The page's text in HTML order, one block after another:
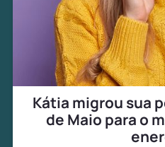
Kátia migrou sua
de Maio para o